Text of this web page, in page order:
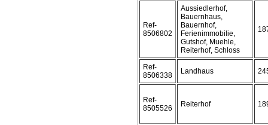
Ref-
8506802
Aussiedlerhof,
Bauernhaus,
Bauernhof,
Ferienimmobilie,
Gutshof, Muehle,
Reiterhof, Schloss
Ref-
8506338
Landhaus
Ref-
8505526
Reiterhof